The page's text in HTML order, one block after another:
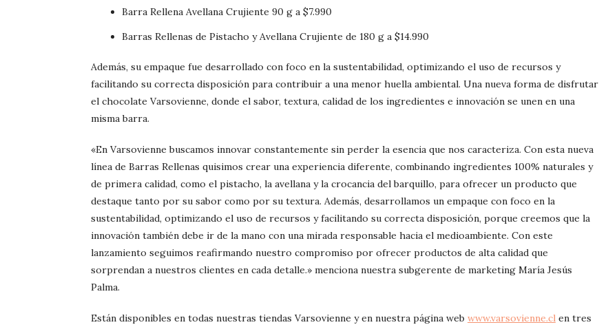
Barra Rellena Avellana Crujiente 90 g a $7.990
Barras Rellenas de Pistacho y Avellana Crujiente de 180 g a $14.990
Además, su empaque fue desarrollado con foco en la sustentabilidad, optimizando el uso de recursos y
facilitando su correcta disposición para contribuir a una menor huella ambiental. Una nueva forma de disfrutar
el chocolate Varsovienne, donde el sabor, textura, calidad de los ingredientes e innovación se unen en una
misma barra.
«En Varsovienne buscamos innovar constantemente sin perder la esencia que nos caracteriza. Con esta nueva
línea de Barras Rellenas quisimos crear una experiencia diferente, combinando ingredientes 100% naturales y
de primera calidad, como el pistacho, la avellana y la crocancia del barquillo, para ofrecer un producto que
destaque tanto por su sabor como por su textura. Además, desarrollamos un empaque con foco en la
sustentabilidad, optimizando el uso de recursos y facilitando su correcta disposición, porque creemos que la
innovación también debe ir de la mano con una mirada responsable hacia el medioambiente. Con este
lanzamiento seguimos reafirmando nuestro compromiso por ofrecer productos de alta calidad que
sorprendan a nuestros clientes en cada detalle.» menciona nuestra subgerente de marketing María Jesús
Palma.
Están disponibles en todas nuestras tiendas Varsovienne y en nuestra página web www.varsovienne.cl en tres